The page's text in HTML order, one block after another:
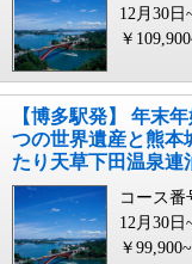
12月30日
￥
【博多駅発】 年末
つの世界遺産と熊本
たり天草下田温泉連
コース番
12月30日
￥